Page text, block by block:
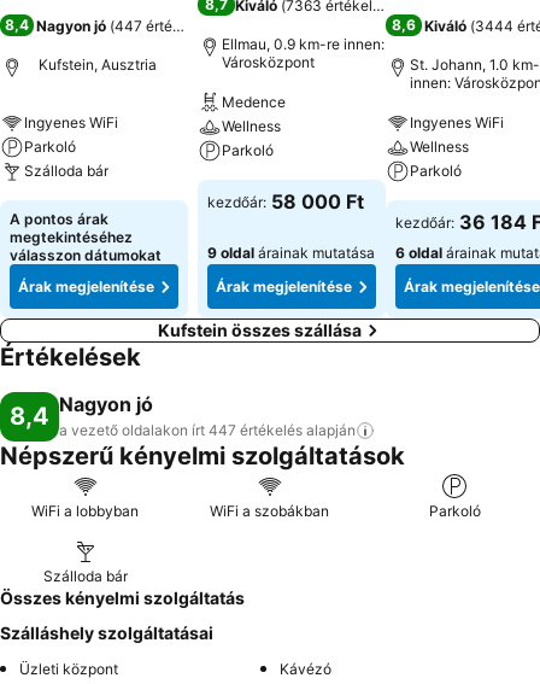
8,4 Nagyon jó (447 értékelés
Kufstein, Ausztria
Ingyenes WiFi
Parkoló
Szálloda bár
A pontos árak
megtekintéséhez
válasszon dátumokat
Árak megjelenítése
8,7 Kiváló (7363 értékelés
Ellmau, 0.9 km-re innen:
Városközpont
Medence
Wellness
Parkoló
kezdőár: 58 000 Ft
9 oldal árainak mutatása
Árak megjelenítése
8,6 Kiváló (3444
St. Johann, 1.0
innen:
Ingyenes WiFi
Wellness
Parkoló
kezdőár: 36 184
6 oldal árainak
Árak megjelenítése
Kufstein összes szállása
Értékelések
8,4 Nagyon jó
a vezető oldalakon írt 447 értékelés alapján
Népszerű kényelmi szolgáltatások
WiFi a lobbyban WiFi a szobákban Parkoló
Szálloda bár
Összes kényelmi szolgáltatás
Szálláshely szolgáltatásai
Üzleti központ
Kávézó